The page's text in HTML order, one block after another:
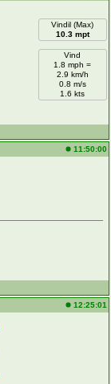
Vindil (Max)
10.3 mpt
Vind
1.8 mph =
2.9 km/h
0.8 m/s
1.6 kts
11:50:00
12:25:01